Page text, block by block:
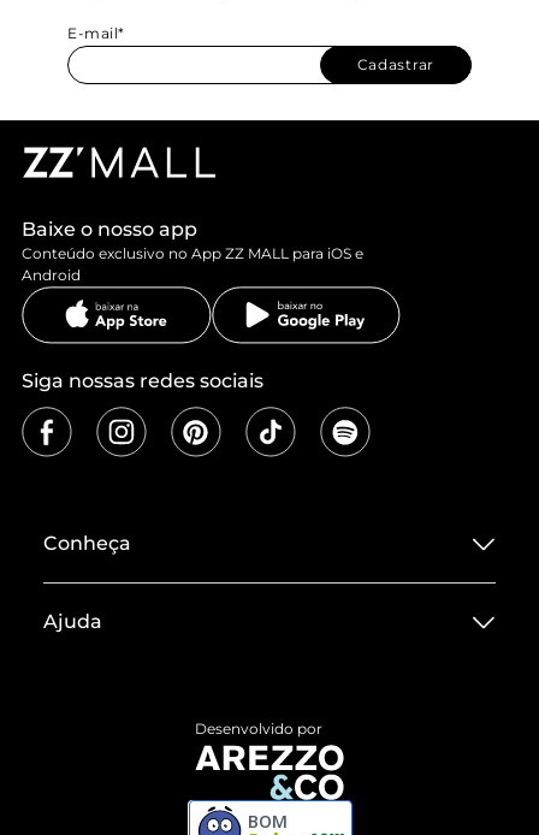
E-mail*
Cadastrar
Baixe o nosso app
Conteúdo exclusivo no App ZZ MALL para iOS e
Android
Siga nossas redes sociais
Conheça
Termos de Uso
ZZ MALL é confiável
Ajuda
Devolução do Produto
Compre pelo WhatsApp
Desenvolvido por
BOM